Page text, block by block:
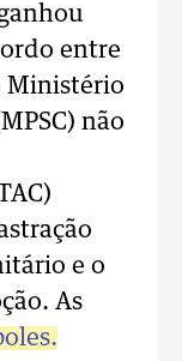
entre
Ministério
não
e o
As